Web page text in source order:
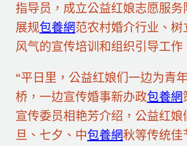
指导员，成立公益红娘志愿服务
展规包養網范农村婚介行业、树
风气的宣传培训和组织引导工作
“平日里，公益红娘们一边为青
桥，一边宣传婚事新办政包養網
宣传委员相艳芳介绍，公益红娘
旦、七夕、中包養網秋等传统佳